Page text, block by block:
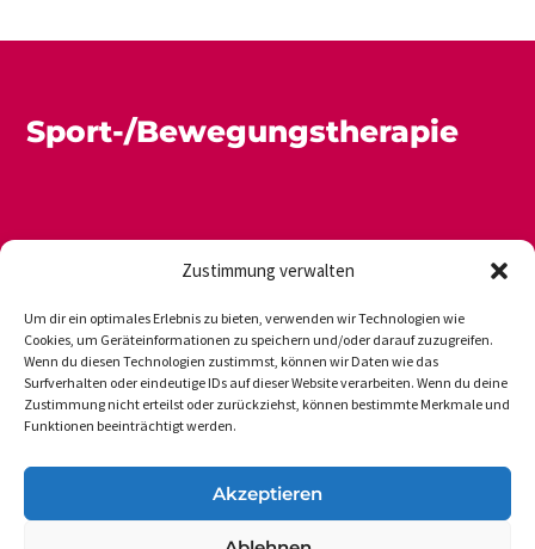
Zustimmung verwalten
Um dir ein optimales Erlebnis zu bieten, verwenden wir Technologien wie
Cookies, um Geräteinformationen zu speichern und/oder darauf zuzugreifen.
Wenn du diesen Technologien zustimmst, können wir Daten wie das
Surfverhalten oder eindeutige IDs auf dieser Website verarbeiten. Wenn du deine
Zustimmung nicht erteilst oder zurückziehst, können bestimmte Merkmale und
Funktionen beeinträchtigt werden.
Akzeptieren
Sport-/Bewegungstherapie
DVGS E.V.-GESCHÄFTSSTELLE
Newsletter Datenschutz Impressum